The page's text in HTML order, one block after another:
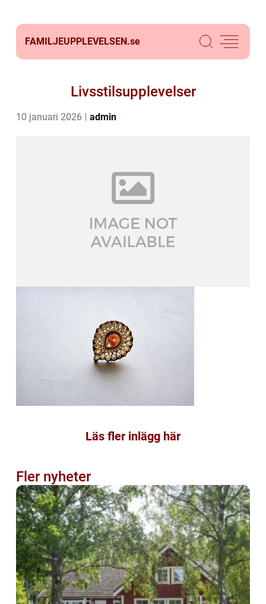
FAMILJEUPPLEVELSEN.se
Livsstilsupplevelser
10 januari 2026 admin
Läs fler inlägg här
Fler nyheter